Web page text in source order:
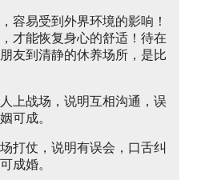
，容易受到外界环境的影响！
才能恢复身心的舒适！待在
友到清静的休养场所，是比
上战场，说明互相沟通，误
可成。
打仗，说明有误会，口舌纠
成婚。